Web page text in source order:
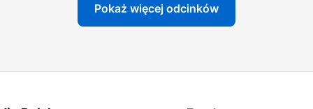
Pokaż więcej odcinków